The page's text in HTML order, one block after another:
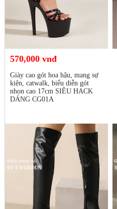
570,000 vnđ
Giày cao gót hoa hậu, mang sự
kiện, catwalk, biểu diễn gót
nhọn cao 17cm SIÊU HACK
DÁNG CG01A